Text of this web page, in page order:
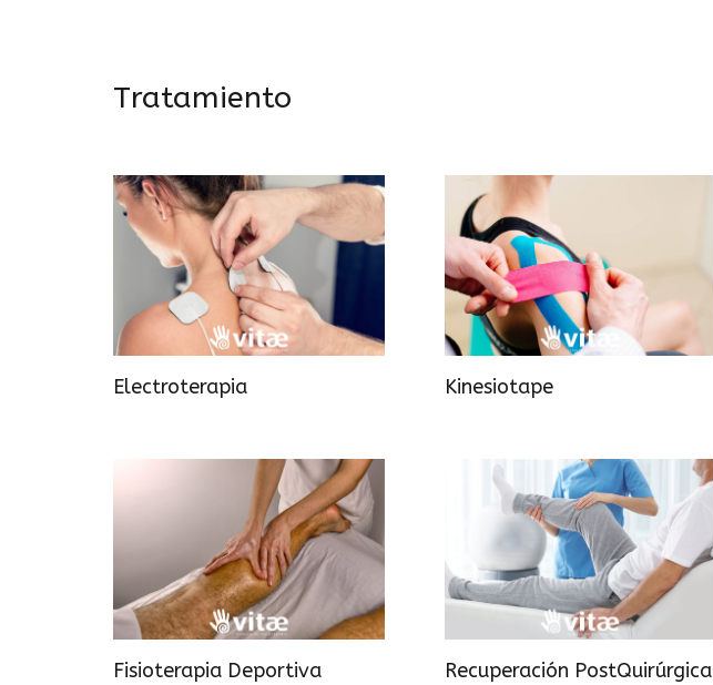
Tratamiento
Electroterapia Kinesiotape
Fisioterapia Deportiva Recuperación PostQuirúrgica